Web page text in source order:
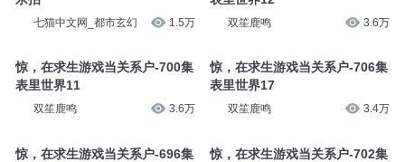
七猫中文网_都市玄幻 1.5万
惊，在求生游戏当关系户-700集
表里世界11
双笙鹿鸣 3.6万
惊，在求生游戏当关系户-696集
双笙鹿鸣 3.6万
惊，在求生游戏当关系户-706集
表里世界17
双笙鹿鸣 3.4万
惊，在求生游戏当关系户-702集